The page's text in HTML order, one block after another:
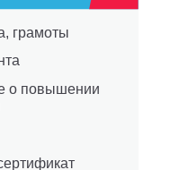
грамоты
о повышении